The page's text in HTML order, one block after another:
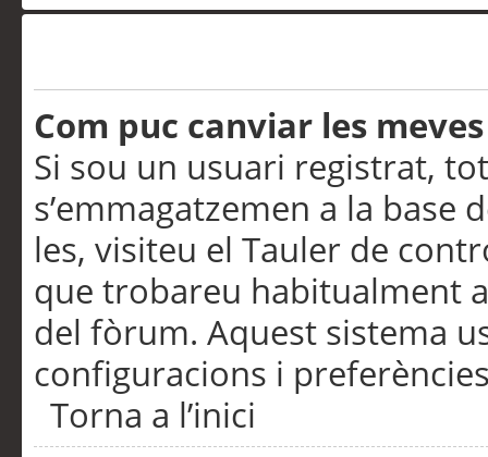
Com puc canviar les
Si sou un usuari registrat,
s’emmagatzemen a la
les, visiteu el Tauler de
que trobareu habitualment
del fòrum. Aquest sistema
configuracions i
Torna a l’inici